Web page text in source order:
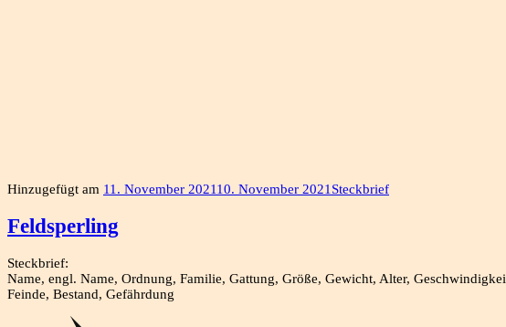
Hinzugefügt am 11. November 202110. November 2021 Steckbrief
Feldsperling
Steckbrief:
Name, engl. Name, Ordnung, Familie, Gattung, Größe, Gewicht, Alter,
Feinde, Bestand, Gefährdung